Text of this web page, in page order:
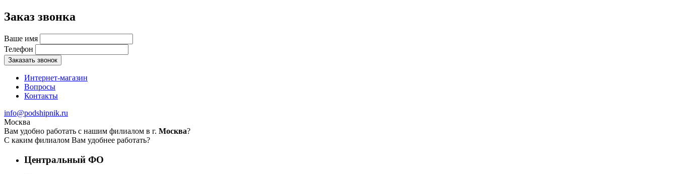
Заказ звонка
Ваше имя
Телефон
Заказать звонок
Интернет-магазин
Вопросы
Контакты
info@podshipnik.ru
Москва
Вам удобно работать с нашим филиалом в г. Москва?
С каким филиалом Вам удобнее работать?
Центральный ФО